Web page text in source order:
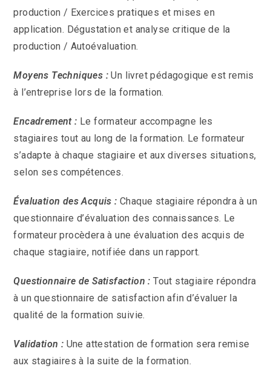
production / Exercices pratiques et mises en
application. Dégustation et analyse critique de la
production / Autoévaluation.
Moyens Techniques :Un livret pédagogique est remis
à l’entreprise lors de la formation.
Encadrement : Le formateur accompagne les
stagiaires tout au long de la formation. Le formateur
s’adapte à chaque stagiaire et aux diverses situations,
selon ses compétences.
Évaluation des Acquis : Chaque stagiaire répondra à un
questionnaire d’évaluation des connaissances. Le
formateur procèdera à une évaluation des acquis de
chaque stagiaire, notifiée dans un rapport.
Questionnaire de Satisfaction :Tout stagiaire répondra
à un questionnaire de satisfaction afin d’évaluer la
qualité de la formation suivie.
Validation : Une attestation de formation sera remise
aux stagiaires à la suite de la formation.